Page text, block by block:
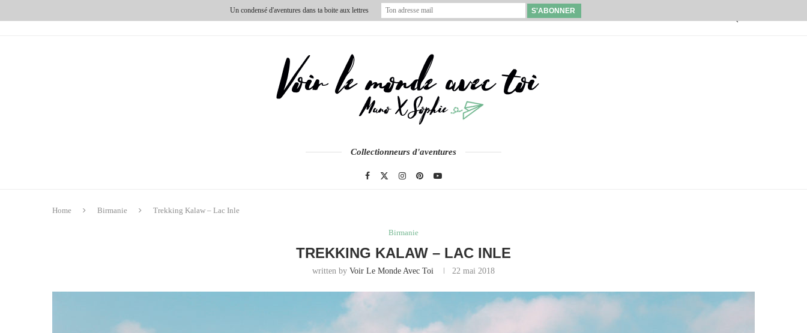
CONTACT
Collectionneurs d'aventures
Home Birmanie Trekking Kalaw – Lac Inle
Birmanie
TREKKING KALAW – LAC INLE
written by Voir Le Monde Avec Toi 22 mai 2018
Un condensé d'aventures dans ta boite aux lettres